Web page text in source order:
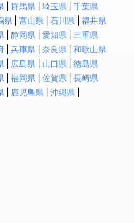
強い税理士
理士
士
税理士
協定作成の社労士
労士
労士
群馬県 埼玉県
千葉県
県 富山県 石川県
福井県
静岡県 愛知県
三重県
兵庫県 奈良県
和歌山県
広島県 山口県
徳島県
福岡県 佐賀県
長崎県
鹿児島県 沖縄県